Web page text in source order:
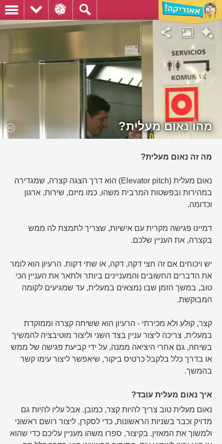
מהו נאום מעלית?
מה זה נאום מעלית?
נאום מעלית (Elevator pitch) הוא דרך הצגה קצרה, שמגדירה
במהירות ובפשטות המרבית משהו, כמו מיזם, שירות, ארגון
וכדומה.
דמיינו פגישה מקרית עם אישיות, שצריך לתמצת לה ממש
בקצרה, את העניין שלכם.
יש ויכוחים אם זה חצי דקה, דקה, או שתי דקות. הרעיון הוא לומר
את הדברים החשובים והמעניינים ביותר ולתאר את העניין הכי
טוב, במשך הזמן שבו נמצאים במעלית, עד שמגיעים לקומה
המבוקשת.
קצר, קולע ולא מכירתי - הרעיון הוא ששיחה קצרה וממוקדת
במעלית, צריכה ליצור עניין בצד השני וליצור מוטיבציה להמשיך
בשיחה, גם אחרי היציאה ממנה, על ידי קביעת פגישה של ממש
או בדרך כלל בלקבל כרטיס ביקור, שיאפשר ליצור עימו קשר
בהמשך.
איך נאום מעלית עובד?
נאום מעלית טוב צריך להיות קצר, כמובן. אבל עליו להיות גם
מדויק וכבר בשניות הראשונות, כדי לסקרן, ליצור רושם ראשוני
ולמשוך את המאזין. בקיצור, ספרו משהו מעניין עליכם כדי שהוא